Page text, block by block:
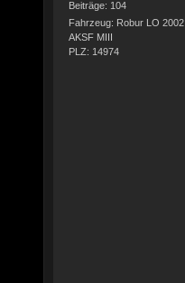
Beiträge: 104
Fahrzeug: Robur LO 2002
AKSF MIII
PLZ: 14974